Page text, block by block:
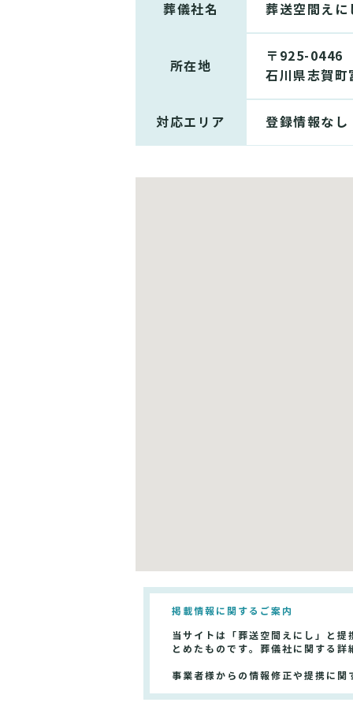
葬儀社名 葬送空間えに
所在地
〒925-0446
石川県志賀
対応エリア 登録情報なし
掲載情報に関するご案内
当サイトは「葬送空間えにし」と
とめたものです。葬儀社に関する
事業者様からの情報修正や提携に